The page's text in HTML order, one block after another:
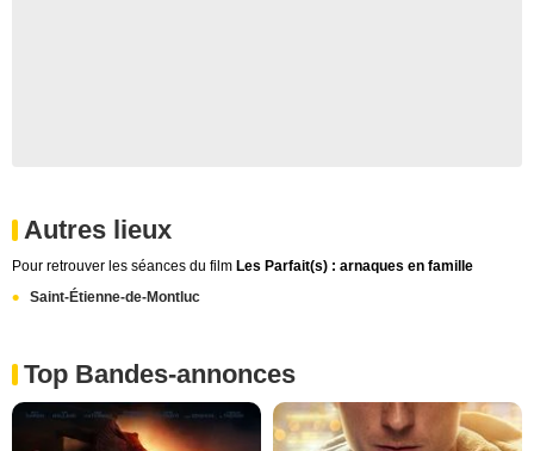
Autres lieux
Pour retrouver les séances du film Les Parfait(s) : arnaques en famille
Saint-Étienne-de-Montluc
Top Bandes-annonces